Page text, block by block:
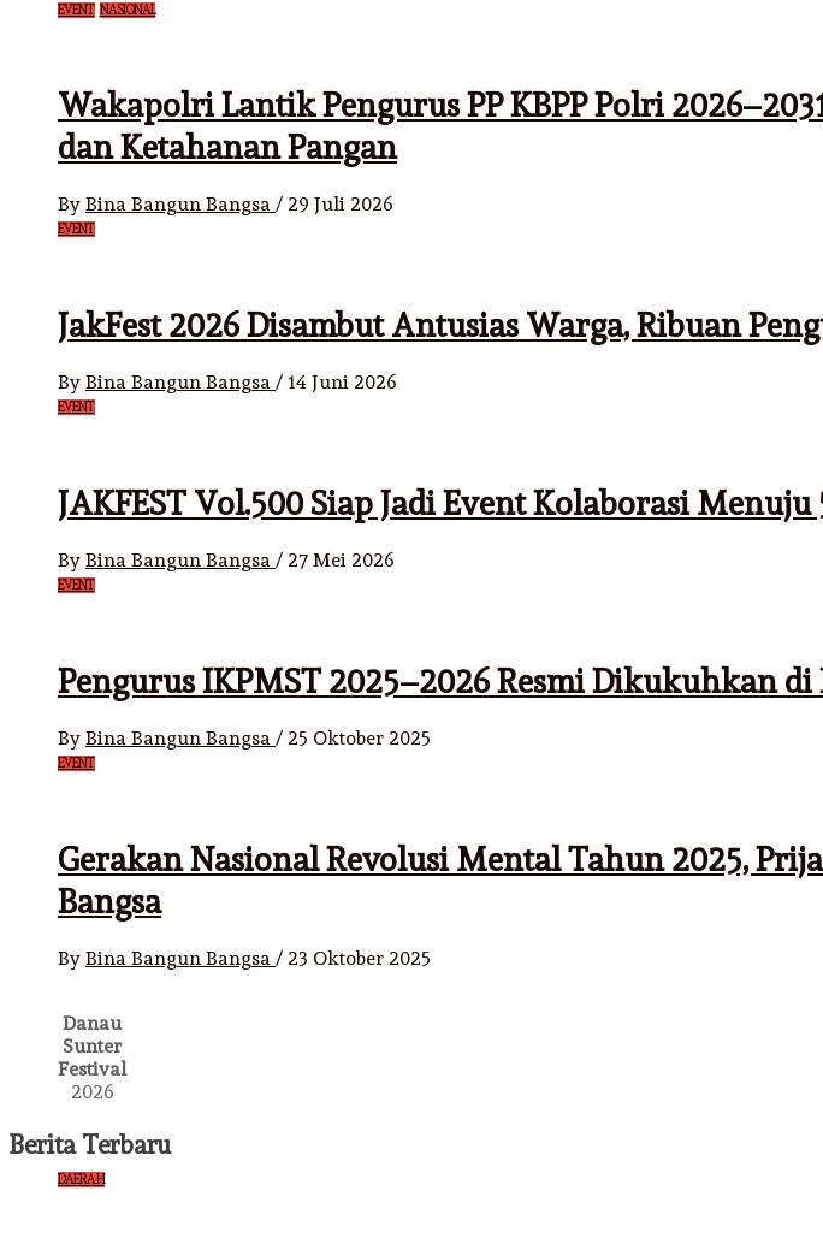
EVENT NASIONAL
Wakapolri Lantik Pengurus PP KBPP Polri
dan Ketahanan Pangan
By Bina Bangun Bangsa / 29 Juli 2026
EVENT
JakFest 2026 Disambut Antusias Warga, Ribuan
By Bina Bangun Bangsa / 14 Juni 2026
EVENT
JAKFEST Vol.500 Siap Jadi Event Kolaborasi
By Bina Bangun Bangsa / 27 Mei 2026
EVENT
Pengurus IKPMST 2025–2026 Resmi Dikukuhkan di
By Bina Bangun Bangsa / 25 Oktober 2025
EVENT
Gerakan Nasional Revolusi Mental Tahun 2025,
Bangsa
By Bina Bangun Bangsa / 23 Oktober 2025
Danau
Sunter
Festival
2026
Berita Terbaru
DAERAH